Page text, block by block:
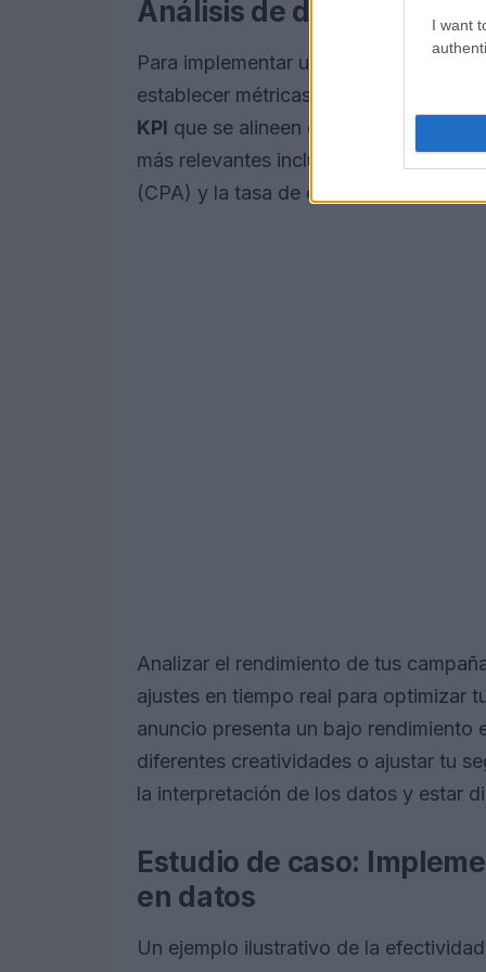
I want
Análisis de datos y
Para implementar una estrategia de
establecer métricas claras. En mi
KPI que se alineen con tus objetivos
más relevantes incluyen el
ROAS
(CPA) y la tasa de conversión.
Analizar el rendimiento de tus
ajustes en tiempo real para optimizar
anuncio presenta un bajo rendimiento
diferentes creatividades o ajustar tu
la interpretación de los datos y estar
Estudio de caso:
en datos
Un ejemplo ilustrativo de la